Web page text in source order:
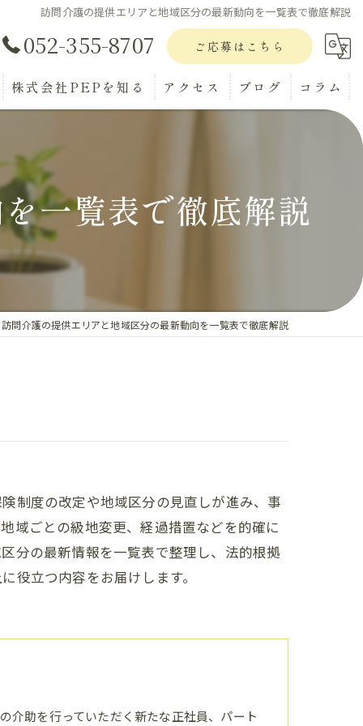
訪問介護の提供エリアと地域区分の最新動向を一覧表で徹底解説
052-355-8707 ご応募はこちら
株式会社PEPを知る
パート
アルバイト
転職
アクセス ブログ コラム
一覧表で徹底解説
訪問介護の提供エリアと地域区分の最新動向を一覧表で徹底解説
制度の改定や地域区分の見直しが進み、事
域ごとの級地変更、経過措置などを的確に
分の最新情報を一覧表で整理し、法的根拠
役立つ内容をお届けします。
介助を行っていただく新たな正社員、パート